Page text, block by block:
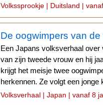
Volkssprookje | Duitsland |
De oogwimpers van de
Een Japans volksverhaal over
van zijn tweede vrouw en hij
krijgt het meisje twee
herkennen. Ze volgt een
betrouwbaar is...
Volksverhaal | Japan | vanaf 8